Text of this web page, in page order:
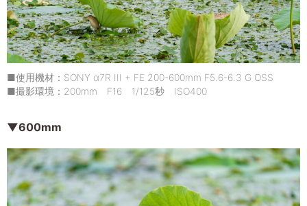
■使用機材：SONY α7R III + FE 200-600mm F5.6-6.3 G OSS
■撮影環境：200mm F16 1/125秒 ISO400
▼600mm